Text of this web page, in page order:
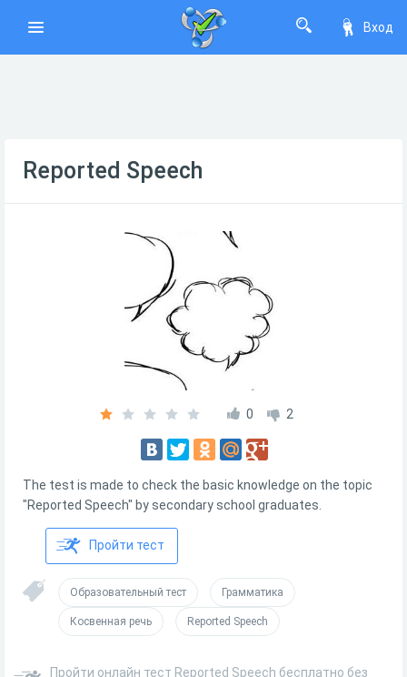
Вход
Reported Speech
0 2
The test is made to check the basic knowledge on the topic
"Reported Speech" by secondary school graduates.
Пройти тест
Образовательный тест Грамматика
Косвенная речь Reported Speech
Пройти онлайн тест Reported Speech бесплатно без